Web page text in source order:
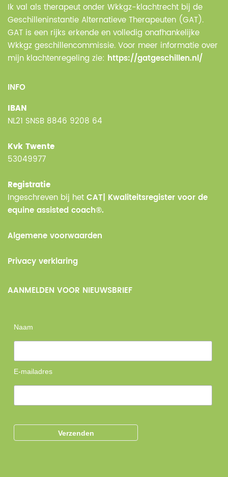
Ik val als therapeut onder Wkkgz-klachtrecht bij de
Geschilleninstantie Alternatieve Therapeuten (GAT).
GAT is een rijks erkende en volledig onafhankelijke
Wkkgz geschillencommissie. Voor meer informatie over
mijn klachtenregeling zie: https://gatgeschillen.nl/
INFO
IBAN
NL21 SNSB 8846 9208 64
Kvk Twente
53049977
Registratie
Ingeschreven bij het CAT| Kwaliteitsregister voor de
equine assisted coach®.
Algemene voorwaarden
Privacy verklaring
AANMELDEN VOOR NIEUWSBRIEF
Naam
E-mailadres